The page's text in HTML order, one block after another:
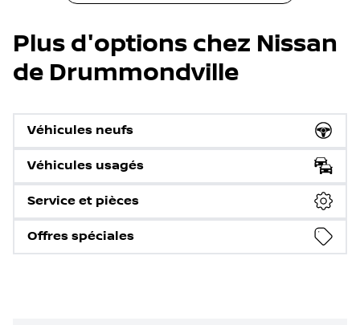
Plus d'options chez Nissan
de Drummondville
Véhicules neufs
Véhicules usagés
Service et pièces
Offres spéciales